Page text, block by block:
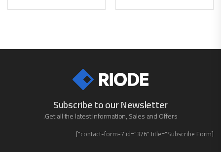
Subscribe to our Newsletter
Get all the latest information, Sales and Offers.
[contact-form-7 id="376" title="Subscribe Form"]